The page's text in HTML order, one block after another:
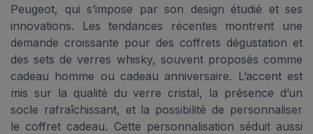
Peugeot, qui s’impose par son design étudié et ses
innovations. Les tendances récentes montrent une
demande croissante pour des coffrets dégustation et
des sets de verres whisky, souvent proposés comme
cadeau homme ou cadeau anniversaire. L’accent est
mis sur la qualité du verre cristal, la présence d’un
socle rafraîchissant, et la possibilité de personnaliser
le coffret cadeau. Cette personnalisation séduit aussi